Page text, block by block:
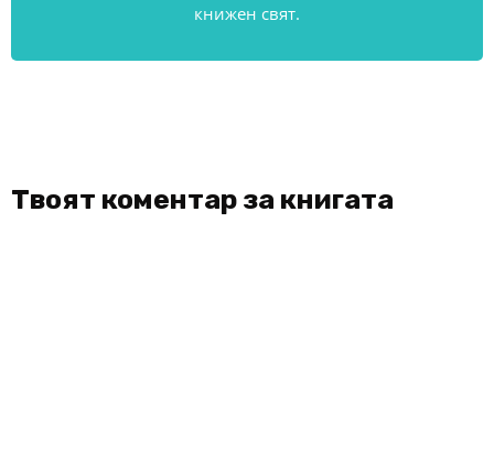
книжен свят.
Твоят коментар за книгата